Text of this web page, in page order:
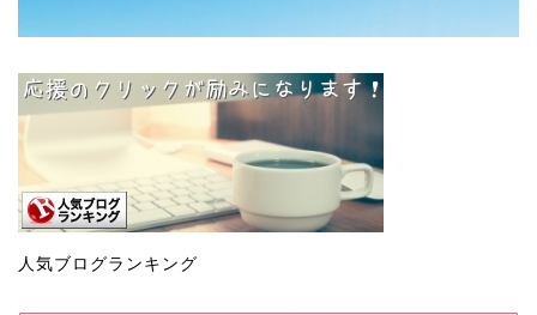
人気ブログランキング